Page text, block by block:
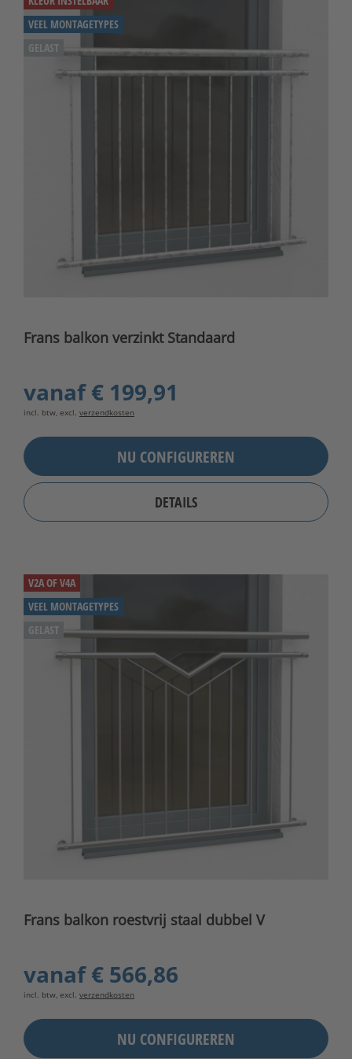
VEEL MONTAGETYPES
GELAST
Frans balkon verzinkt Standaard
vanaf€ 199,91
incl. btw, excl. verzendkosten
NU CONFIGUREREN
DETAILS
V2A OF V4A
VEEL MONTAGETYPES
GELAST
Frans balkon roestvrij staal dubbel V
vanaf€ 566,86
incl. btw, excl. verzendkosten
NU CONFIGUREREN